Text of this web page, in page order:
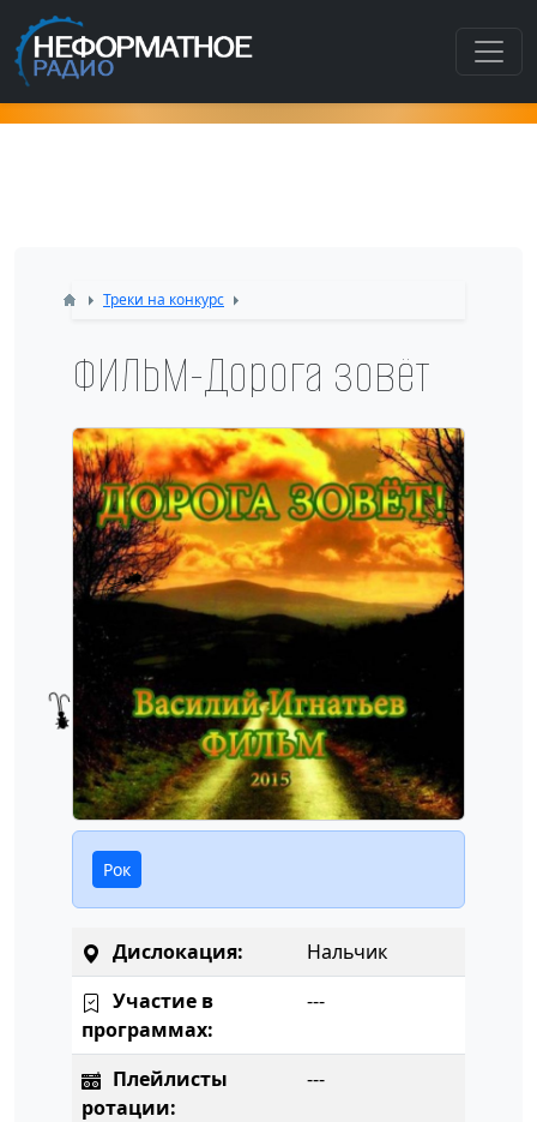
Как попасть в этот раздел???
Треки на конкурс
ФИЛЬМ-Дорога зовёт
Рок
Дислокация:
Нальчик
Участие в
программах:
---
Плейлисты
ротации:
---